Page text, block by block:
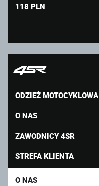
118 PLN
ODZIEŻ MOTOCYKLOWA
O NAS
ZAWODNICY 4SR
STREFA KLIENTA
O NAS